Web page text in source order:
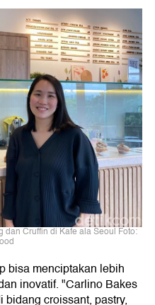
dan Cruffin di Kafe ala Seoul Foto:
bisa menciptakan lebih
inovatif. "Carlino Bakes
croissant, pastry,